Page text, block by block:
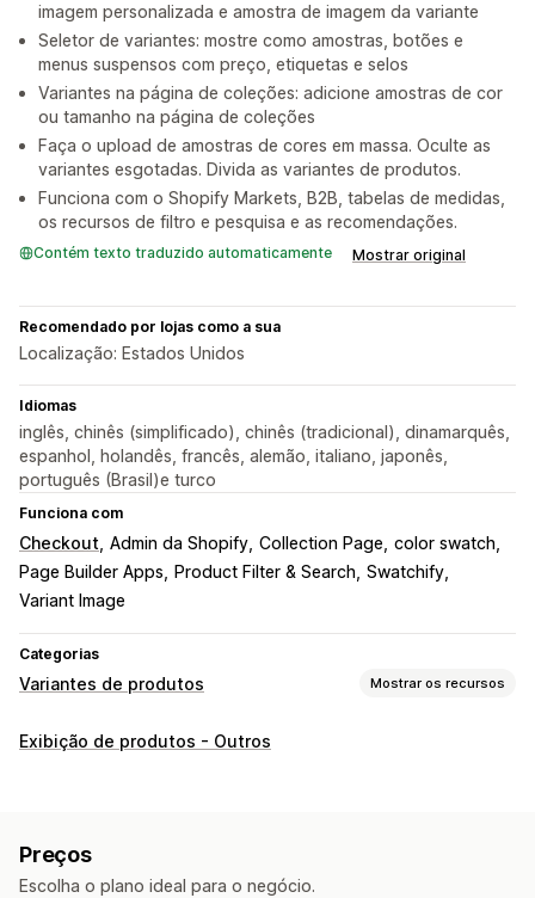
imagem personalizada e amostra de imagem da variante
Seletor de variantes: mostre como amostras, botões e
menus suspensos com preço, etiquetas e selos
Variantes na página de coleções: adicione amostras de cor
ou tamanho na página de coleções
Faça o upload de amostras de cores em massa. Oculte as
variantes esgotadas. Divida as variantes de produtos.
Funciona com o Shopify Markets, B2B, tabelas de medidas,
os recursos de filtro e pesquisa e as recomendações.
Contém texto traduzido automaticamente Mostrar original
Recomendado por lojas como a sua
Localização: Estados Unidos
Idiomas
inglês, chinês (simplificado), chinês (tradicional), dinamarquês,
espanhol, holandês, francês, alemão, italiano, japonês,
português (Brasil)e turco
Funciona com
Checkout Admin da Shopify Collection Page color swatch
Page Builder Apps
Product Filter & Search Swatchify
Variant Image
Categorias
Variantes de produtos Mostrar os recursos
Personalização
Exibição de variantes
Exibição de produtos - Outros
Preços
Escolha o plano ideal para o negócio.